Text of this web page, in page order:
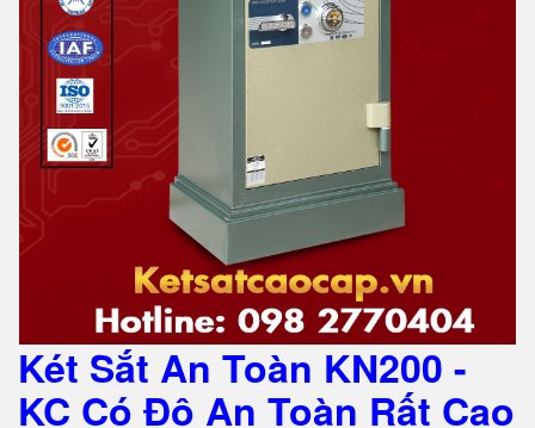
Két Sắt An Toàn KN200 -
KC Có Độ An Toàn Rất Cao